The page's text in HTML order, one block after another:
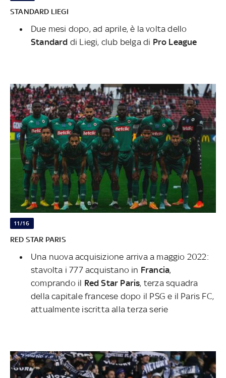
STANDARD LIEGI
Due mesi dopo, ad aprile, è la volta dello
Standard di Liegi, club belga di Pro League
11/16
RED STAR PARIS
Una nuova acquisizione arriva a maggio 2022:
stavolta i 777 acquistano in Francia,
comprando il Red Star Paris, terza squadra
della capitale francese dopo il PSG e il Paris FC,
attualmente iscritta alla terza serie